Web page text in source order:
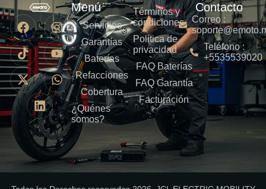
Menú
Servicios
Garantías
Baterías
Refacciones
Cobertura
¿Quénes
somos?
Términos y
condiciones
Política de
privacidad
FAQ Baterías
FAQ Garantía
Facturación
Contacto
Correo :
Teléfono :
+5535539020